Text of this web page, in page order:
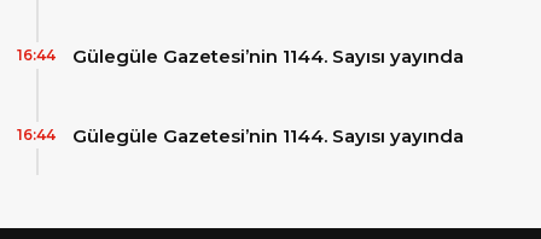
Gülegüle Gazetesi’nin 1144. Sayısı yayında
16:44
Gülegüle Gazetesi’nin 1144. Sayısı yayında
16:44